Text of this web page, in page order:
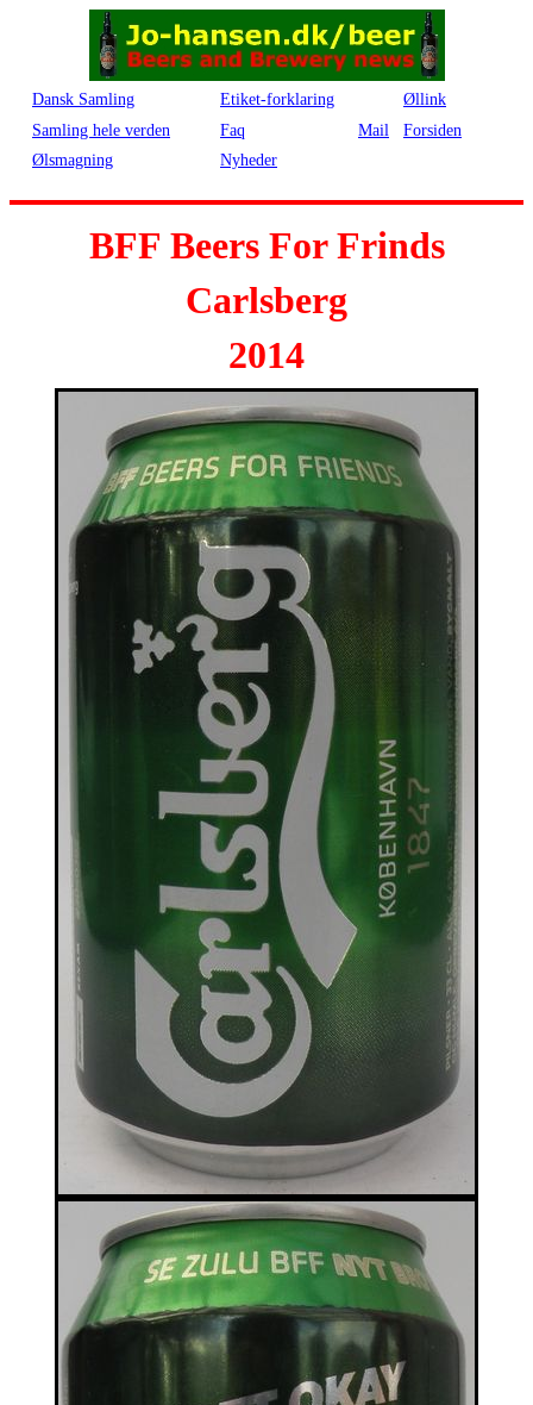
Dansk Samling Etiket-forklaring
Øllink
Samling hele verden
Faq Mail
Forsiden
Ølsmagning
Nyheder
BFF Beers For Frinds
Carlsberg
2014